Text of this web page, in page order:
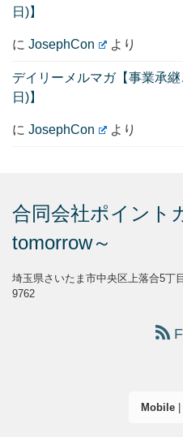
日)】
に JosephCon より
デイリーメルマガ【事業承
日)】
に JosephCon より
合同会社ポイン
tomorrow～
埼玉県さいたま市中央区上落合5
9762
Mobile|